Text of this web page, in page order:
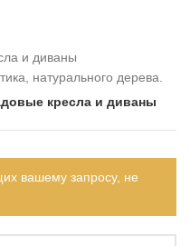
и диваны
натурального дерева.
кресла и диваны
вашему запросу, не